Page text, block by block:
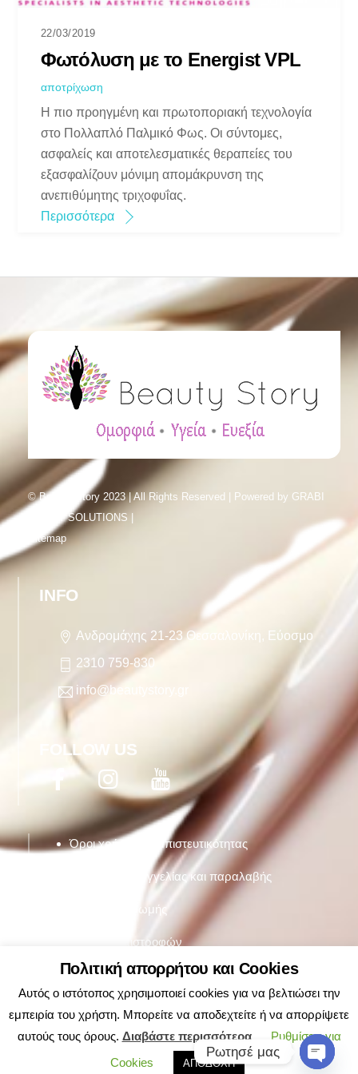
22/03/2019
Φωτόλυση με το Energist VPL
αποτρίχωση
Η πιο προηγμένη και πρωτοποριακή τεχνολογία
στο Πολλαπλό Παλμικό Φως. Οι σύντομες,
ασφαλείς και αποτελεσματικές θεραπείες του
εξασφαλίζουν μόνιμη απομάκρυνση της
ανεπιθύμητης τριχοφυΐας.
Περισσότερα
© Beauty Story 2023 | All Rights Reserved | Powered by GRABI
SMART SOLUTIONS |
Sitemap
INFO
Ανδρομάχης 21-23 Θεσσαλονίκη, Εύοσμο
2310 759-830
info@beautystory.gr
FOLLOW US
Facebook Twitter YouTube
Όροι χρήσης & εμπιστευτικότητας
Τρόποι παραργγελίας και παραλαβής
Τρόποι πληρωμής
Πολιτική επιστροφών
Πολιτική απορρήτου και Cookies
Αυτός ο ιστότοπος χρησιμοποιεί cookies για να βελτιώσει την
εμπειρία του χρήστη. Μπορείτε να αποδεχτείτε ή να απορρίψετε
αυτούς τους όρους. Διαβάστε περισσότερα
Ρυθμίσεις για
Cookies
ΑΠΟΔΟΧΗ
Ρωτησέ μας